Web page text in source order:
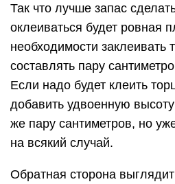
Так что лучше запас
оклеиваться будет ровная
необходимости заклеивать
составлять пару
Если надо будет клеить
добавить удвоенную
же пару сантиметров, но
на всякий случай.
Обратная сторона выглядит